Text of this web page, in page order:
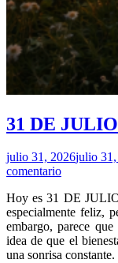
31 DE
julio 31, 2026julio
comentario
Hoy es 31 DE
especialmente feliz,
embargo, parece
idea de que el
una sonrisa constante.